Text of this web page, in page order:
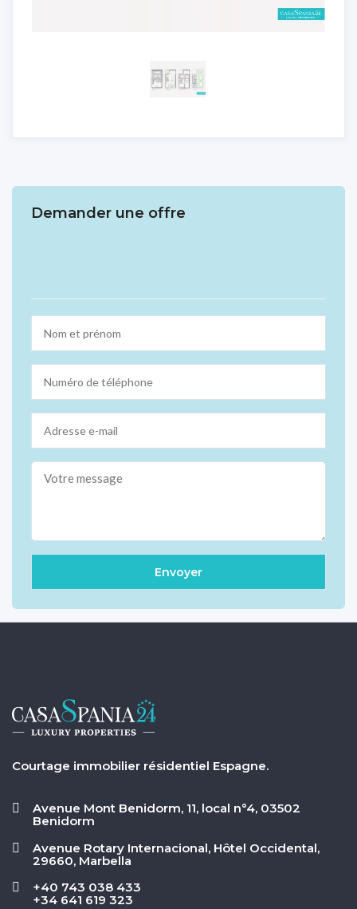
Demander une offre
Courtage immobilier résidentiel Espagne.
Avenue Mont Benidorm, 11, local n°4, 03502
Benidorm
Avenue Rotary Internacional, Hôtel Occidental,
29660, Marbella
+40 743 038 433
+34 641 619 323